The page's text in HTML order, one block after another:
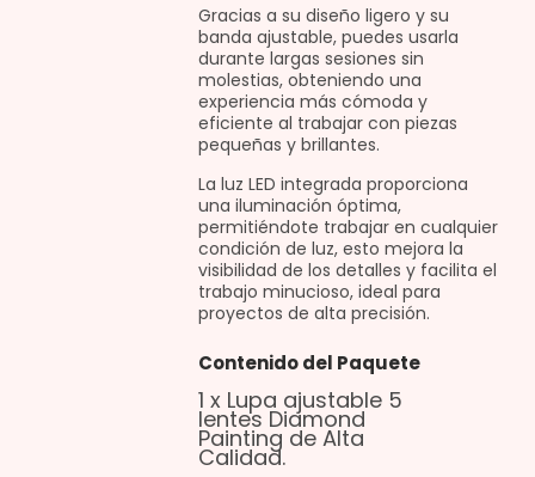
Gracias a su diseño ligero y su
banda ajustable, puedes usarla
durante largas sesiones sin
molestias, obteniendo una
experiencia más cómoda y
eficiente al trabajar con piezas
pequeñas y brillantes.
La luz LED integrada proporciona
una iluminación óptima,
permitiéndote trabajar en cualquier
condición de luz, esto mejora la
visibilidad de los detalles y facilita el
trabajo minucioso, ideal para
proyectos de alta precisión.
Contenido del Paquete
1 x Lupa ajustable 5
lentes Diamond
Painting de Alta
Calidad.